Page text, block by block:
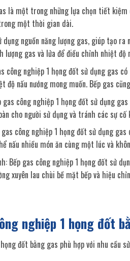
là một trong những lựa chọn tiết
một thời gian dài.
dụng nguồn năng lượng gas, giúp tạo
lượng gas và lửa để điều chỉnh nhiệt
công nghiệp 1 họng đốt sử dụng gas
độ nấu nướng mong muốn. Bếp gas
gas công nghiệp 1 họng đốt sử dụng
cho người sử dụng và tránh các sự cố
công nghiệp 1 họng đốt sử dụng
nấu nhiều món ăn cùng một lúc và
Bếp gas công nghiệp 1 họng đốt sử
xuyên lau chùi bề mặt bếp và hiệu
nghiệp 1 họng đốt
đốt bằng gas phù hợp với nhu cầu